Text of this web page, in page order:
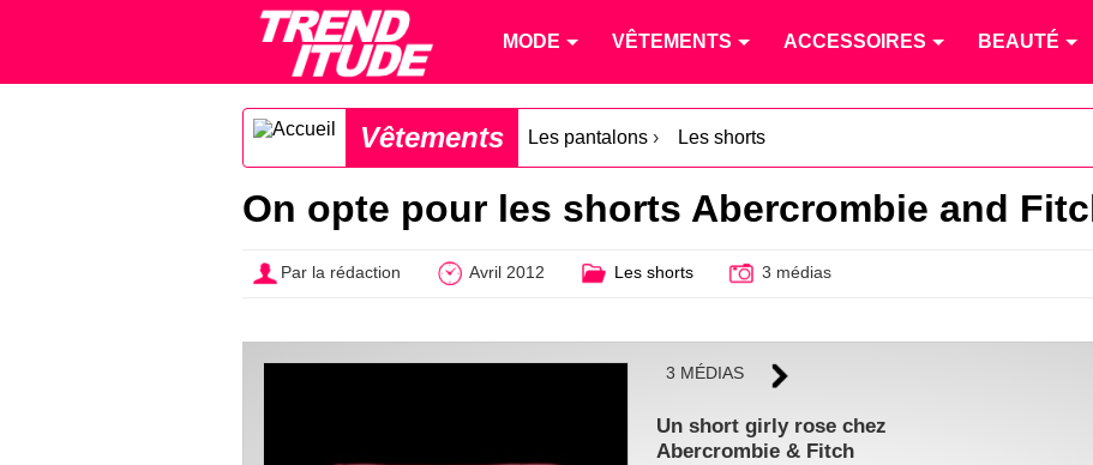
MODE VÊTEMENTS ACCESSOIRES BEAUTÉ
Vêtements Les pantalons › Les shorts
On opte pour les shorts Abercrombie and
Par la rédaction Avril 2012 Les shorts 3 médias
3 MÉDIAS
Un short girly rose chez
Abercrombie & Fitch